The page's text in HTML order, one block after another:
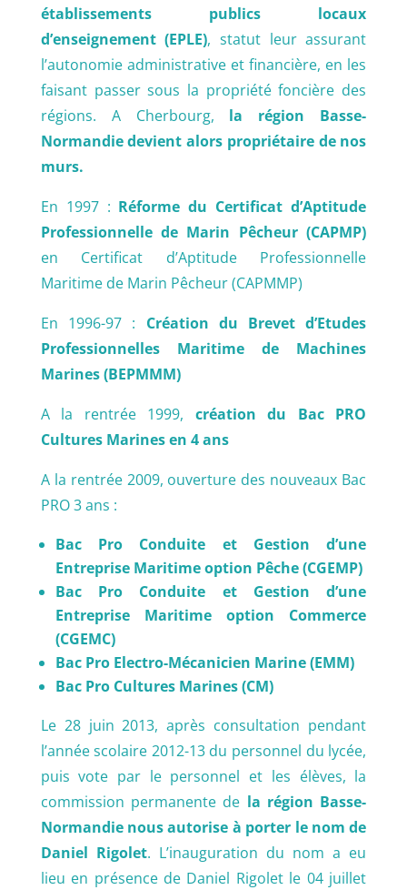
établissements publics locaux
d’enseignement (EPLE), statut leur assurant
l’autonomie administrative et financière, en les
faisant passer sous la propriété foncière des
régions. A Cherbourg, la région Basse-
Normandie devient alors propriétaire de nos
murs.
En 1997 : Réforme du Certificat d’Aptitude
Professionnelle de Marin Pêcheur (CAPMP)
en Certificat d’Aptitude Professionnelle
Maritime de Marin Pêcheur (CAPMMP)
En 1996-97 : Création du Brevet d’Etudes
Professionnelles Maritime de Machines
Marines (BEPMMM)
A la rentrée 1999, création du Bac PRO
Cultures Marines en 4 ans
A la rentrée 2009, ouverture des nouveaux Bac
PRO 3 ans :
Bac Pro Conduite et Gestion d’une
Entreprise Maritime option Pêche (CGEMP)
Bac Pro Conduite et Gestion d’une
Entreprise Maritime option Commerce
(CGEMC)
Bac Pro Electro-Mécanicien Marine (EMM)
Bac Pro Cultures Marines (CM)
Le 28 juin 2013, après consultation pendant
l’année scolaire 2012-13 du personnel du lycée,
puis vote par le personnel et les élèves, la
commission permanente de la région Basse-
Normandie nous autorise à porter le nom de
Daniel Rigolet. L’inauguration du nom a eu
lieu en présence de Daniel Rigolet le 04 juillet